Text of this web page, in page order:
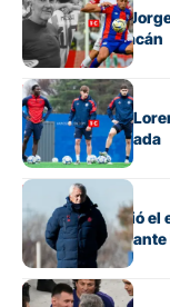
El homenaje a
Lorenzo y Huracán
Fútbol
La lista de San
una baja esperada
Fútbol
Gorosito cambió el
para el clásico
Fútbol